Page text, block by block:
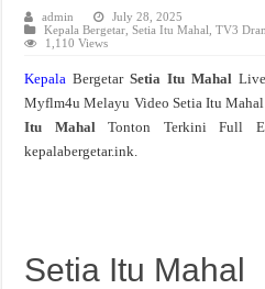
admin
July 28, 2025
Kepala Bergetar ,Setia Itu Mahal ,TV3
1,110 Views
Kepala BergetarSetia Itu Mahal
Myflm4u Melayu Video Setia Itu
Itu MahalTonton Terkini Full
kepalabergetar.ink.
Setia Itu Mahal